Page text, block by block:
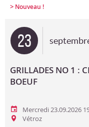
> Nouveau !
23
GRILLADES NO 1 :
BOEUF
Mercredi 23.09.2026
Vétroz